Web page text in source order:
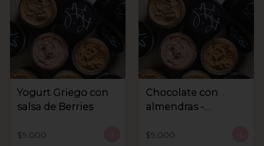
Yogurt Griego con
salsa de Berries
$9.000
Chocolate con
almendras -
$9.000